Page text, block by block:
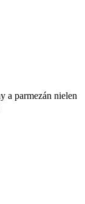
a parmezán nielen